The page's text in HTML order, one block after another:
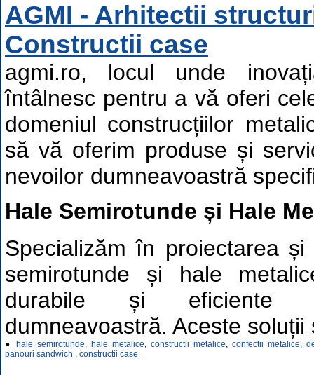
AGMI - Arhitectii
Constructii case
agmi.ro, locul unde
întâlnesc pentru a vă oferi
domeniul construcțiilor
să vă oferim produse și
nevoilor dumneavoastră
Hale Semirotunde și Hale
Specializăm în proiectarea
semirotunde și hale
durabile și eficiente
dumneavoastră. Aceste
● hale semirotunde, hale metalice, constructii metalice, confectii metalice,
panouri sandwich , constructii case